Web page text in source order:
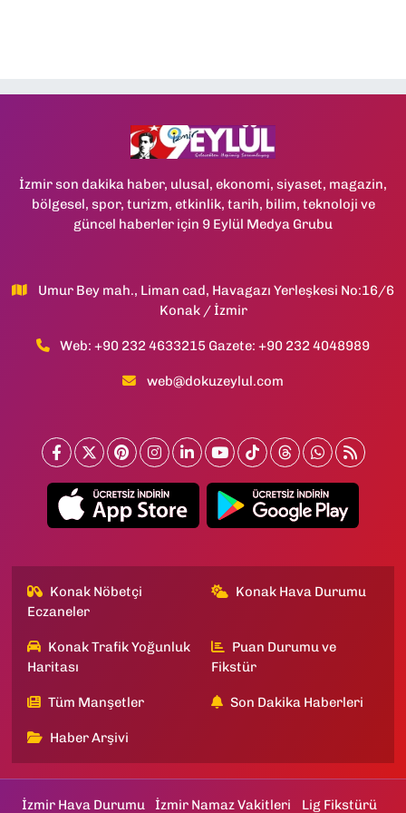
İzmir son dakika haber, ulusal, ekonomi, siyaset, magazin,
bölgesel, spor, turizm, etkinlik, tarih, bilim, teknoloji ve
güncel haberler için 9 Eylül Medya Grubu
Umur Bey mah., Liman cad, Havagazı Yerleşkesi No:16/6
Konak / İzmir
Web: +90 232 4633215 Gazete: +90 232 4048989
web@dokuzeylul.com
Konak Nöbetçi
Eczaneler
Konak Hava Durumu
Konak Trafik Yoğunluk
Haritası
Puan Durumu ve
Fikstür
Tüm Manşetler Son Dakika Haberleri
Haber Arşivi
İzmir Hava Durumu İzmir Namaz Vakitleri Lig Fikstürü